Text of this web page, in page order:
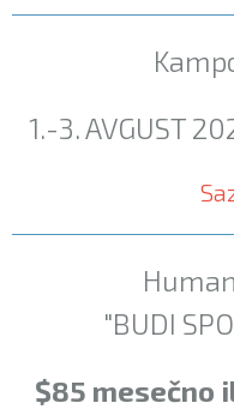
1.-3. AVGUST
"BUDI
$85 mesečno